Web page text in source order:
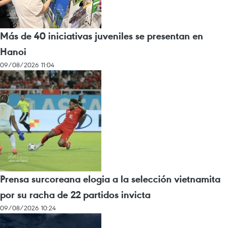
Más de 40 iniciativas juveniles se presentan en
Hanoi
09/08/2026 11:04
Prensa surcoreana elogia a la selección vietnamita
por su racha de 22 partidos invicta
09/08/2026 10:24